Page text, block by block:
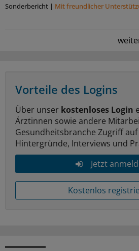
Sonderbericht | Mit freundlicher
Vorteile des Logins
Über unser kostenloses Login
Ärztinnen sowie andere
Gesundheitsbranche Zugriff
Hintergründe, Interviews und
Jetzt
Kostenlos